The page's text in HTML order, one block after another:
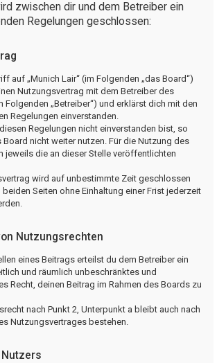
zwischen dir und dem Betreiber ein
Regelungen geschlossen:
auf „Munich Lair“ (im Folgenden „das Board“)
Nutzungsvertrag mit dem Betreiber des
Folgenden „Betreiber“) und erklärst dich mit den
Regelungen einverstanden.
Regelungen nicht einverstanden bist, so
nicht weiter nutzen. Für die Nutzung des
jeweils die an dieser Stelle veröffentlichten
wird auf unbestimmte Zeit geschlossen
beiden Seiten ohne Einhaltung einer Frist jederzeit
Nutzungsrechten
eines Beitrags erteilst du dem Betreiber ein
und räumlich unbeschränktes und
Recht, deinen Beitrag im Rahmen des Boards zu
nach Punkt 2, Unterpunkt a bleibt auch nach
Nutzungsvertrages bestehen.